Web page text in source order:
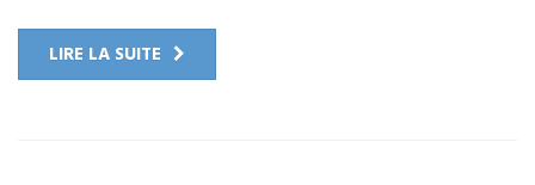
LIRE LA SUITE